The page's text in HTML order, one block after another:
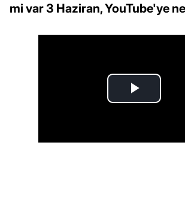
mi var 3 Haziran, YouTube'ye